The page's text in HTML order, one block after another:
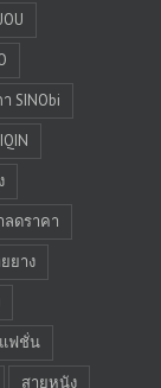
SINObi
ดราคา
ยาง
ฟชั่น
สายหนัง